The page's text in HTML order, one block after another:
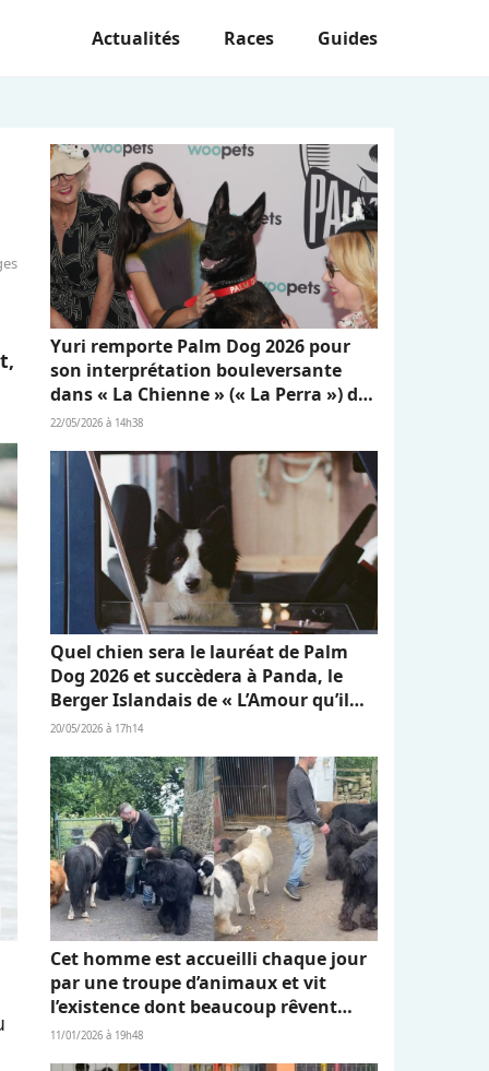
Actualités Races Guides
Yuri remporte Palm Dog 2026 pour
son interprétation bouleversante
dans « La Chienne » (« La Perra ») de
Dominga Sotomayor
22/05/2026 à 14h38
Quel chien sera le lauréat de Palm
Dog 2026 et succèdera à Panda, le
Berger Islandais de « L’Amour qu’il
nous reste » ?
20/05/2026 à 17h14
Cet homme est accueilli chaque jour
par une troupe d’animaux et vit
l’existence dont beaucoup rêvent
(vidéo)
11/01/2026 à 19h48